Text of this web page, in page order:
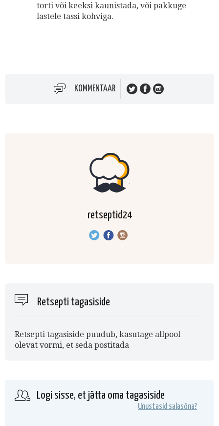
torti või keeksi kaunistada, või pakkuge
lastele tassi kohviga.
KOMMENTAAR
retseptid24
Retsepti tagasiside
Retsepti tagasiside puudub, kasutage allpool
olevat vormi, et seda postitada
Logi sisse, et jätta oma tagasiside
Unustasid salasõna?